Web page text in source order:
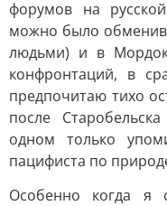
форумов на
можно было
людьми) и в
конфронтаций, в
предпочитаю тихо
после
одном только
пацифиста по
Особенно когда я